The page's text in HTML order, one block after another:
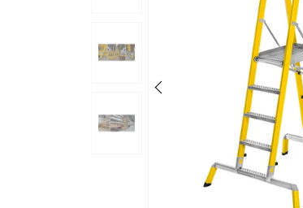
Gebruikershandleiding:
Branach - EU Brochure (Dutch).pdf